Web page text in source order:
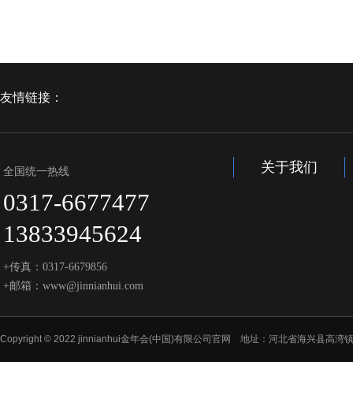
友情链接：
全国统一热线
0317-6677477
13833945624
+传真：0317-6679856
+邮箱：www@jinnianhui.com
关于我们
Copyright © 2022 jinnianhui金年会(中国)有限公司官网 地址：河北省海兴县高